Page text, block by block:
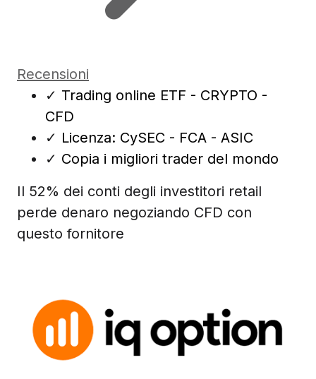
Recensioni
✓ Trading online ETF - CRYPTO -
CFD
✓ Licenza: CySEC - FCA - ASIC
✓ Copia i migliori trader del mondo
Il 52% dei conti degli investitori retail
perde denaro negoziando CFD con
questo fornitore